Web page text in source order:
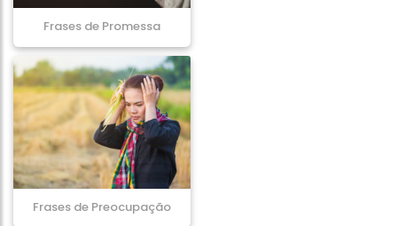
Frases de Promessa
Frases de Preocupação